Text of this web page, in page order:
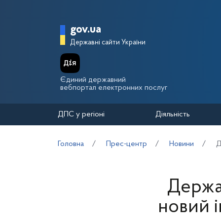
Головна сторінка
gov.ua
Державні сайти України
Єдиний державний
вебпортал електронних послуг
ДПС у регіоні Діяльність
Головна Прес-центр Новини
новий